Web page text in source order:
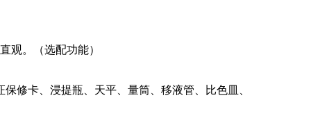
。（选配功能）
修卡、浸提瓶、天平、量筒、移液管、比色皿、